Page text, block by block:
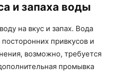
и запаха воды
на вкус и запах. Вода
привкусов и
возможно, требуется
промывка